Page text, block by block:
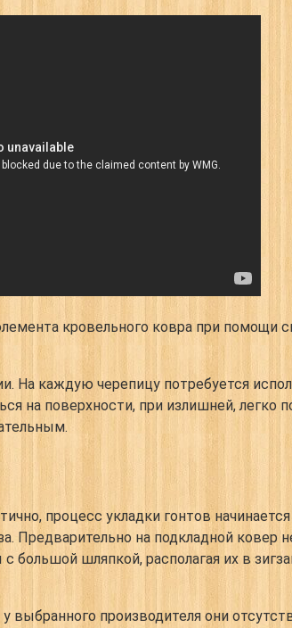
кровельного ковра при помощи
каждую черепицу потребуется
на поверхности, при излишней,
процесс укладки гонтов
Предварительно на подкладной ковер
шляпкой, располагая их в
производителя они